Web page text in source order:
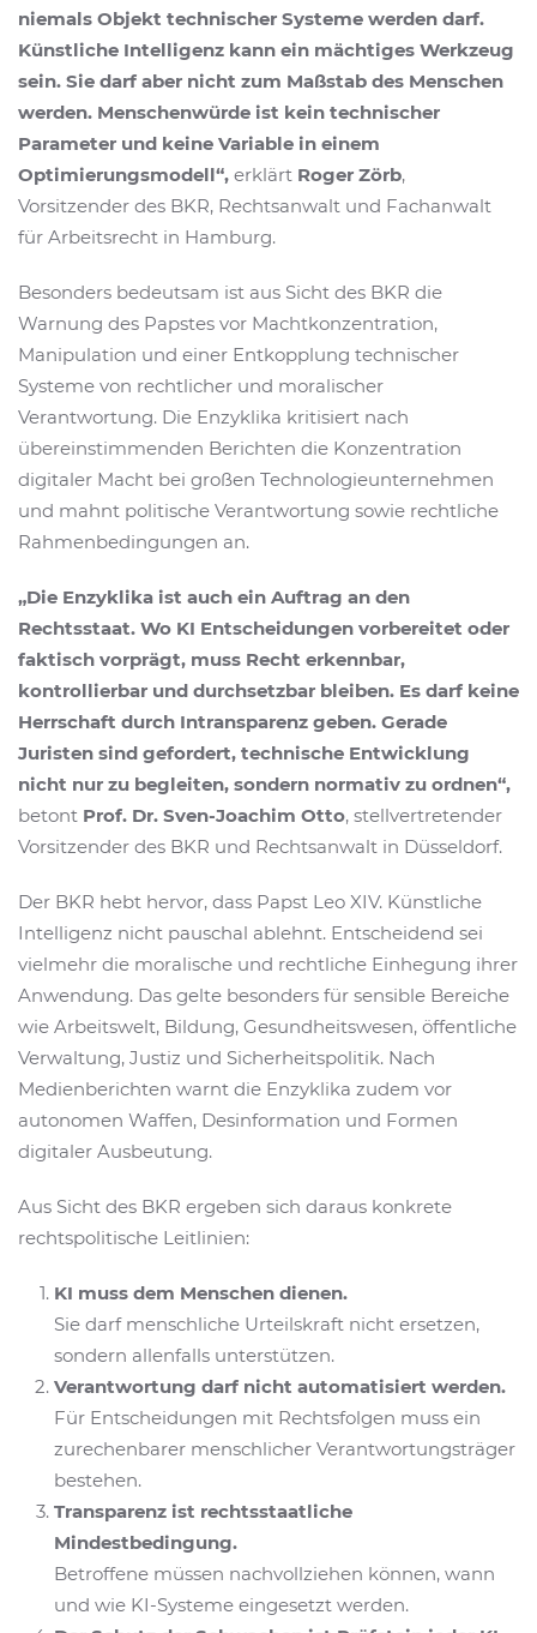
niemals Objekt technischer Systeme werden darf.
Künstliche Intelligenz kann ein mächtiges Werkzeug
sein. Sie darf aber nicht zum Maßstab des Menschen
werden. Menschenwürde ist kein technischer
Parameter und keine Variable in einem
Optimierungsmodell“, erklärt Roger Zörb,
Vorsitzender des BKR, Rechtsanwalt und Fachanwalt
für Arbeitsrecht in Hamburg.
Besonders bedeutsam ist aus Sicht des BKR die
Warnung des Papstes vor Machtkonzentration,
Manipulation und einer Entkopplung technischer
Systeme von rechtlicher und moralischer
Verantwortung. Die Enzyklika kritisiert nach
übereinstimmenden Berichten die Konzentration
digitaler Macht bei großen Technologieunternehmen
und mahnt politische Verantwortung sowie rechtliche
Rahmenbedingungen an.
„Die Enzyklika ist auch ein Auftrag an den
Rechtsstaat. Wo KI Entscheidungen vorbereitet oder
faktisch vorprägt, muss Recht erkennbar,
kontrollierbar und durchsetzbar bleiben. Es darf keine
Herrschaft durch Intransparenz geben. Gerade
Juristen sind gefordert, technische Entwicklung
nicht nur zu begleiten, sondern normativ zu ordnen“,
betont Prof. Dr. Sven-Joachim Otto, stellvertretender
Vorsitzender des BKR und Rechtsanwalt in Düsseldorf.
Der BKR hebt hervor, dass Papst Leo XIV. Künstliche
Intelligenz nicht pauschal ablehnt. Entscheidend sei
vielmehr die moralische und rechtliche Einhegung ihrer
Anwendung. Das gelte besonders für sensible Bereiche
wie Arbeitswelt, Bildung, Gesundheitswesen, öffentliche
Verwaltung, Justiz und Sicherheitspolitik. Nach
Medienberichten warnt die Enzyklika zudem vor
autonomen Waffen, Desinformation und Formen
digitaler Ausbeutung.
Aus Sicht des BKR ergeben sich daraus konkrete
rechtspolitische Leitlinien:
KI muss dem Menschen dienen.
Sie darf menschliche Urteilskraft nicht ersetzen,
sondern allenfalls unterstützen.
Verantwortung darf nicht automatisiert werden.
Für Entscheidungen mit Rechtsfolgen muss ein
zurechenbarer menschlicher Verantwortungsträger
bestehen.
Transparenz ist rechtsstaatliche
Mindestbedingung.
Betroffene müssen nachvollziehen können, wann
und wie KI-Systeme eingesetzt werden.